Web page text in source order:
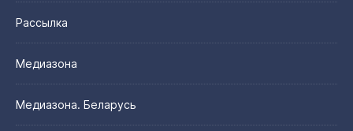
Рассылка
Медиазона
Медиазона. Беларусь